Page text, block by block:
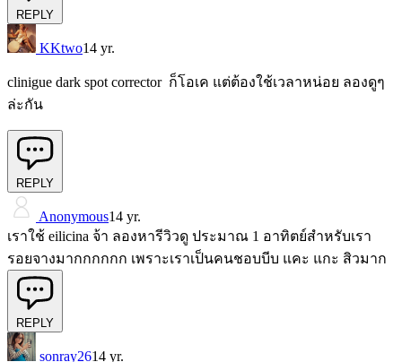
REPLY
KKtwo14 yr.
clinigue dark spot corrector ก็โอเค แต่ต้องใช้เวลาหน่อย ลองดูๆ
ล่ะกัน
REPLY
Anonymous14 yr.
เราใช้ eilicina จ้า ลองหารีวิวดู ประมาณ 1 อาทิตย์สำหรับเรา
รอยจางมากกกกกก เพราะเราเป็นคนชอบบีบ แคะ แกะ สิวมาก
REPLY
sonray2614 yr.